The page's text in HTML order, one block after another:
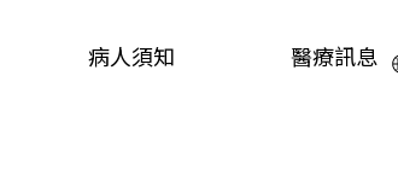
病人須知 醫療訊息